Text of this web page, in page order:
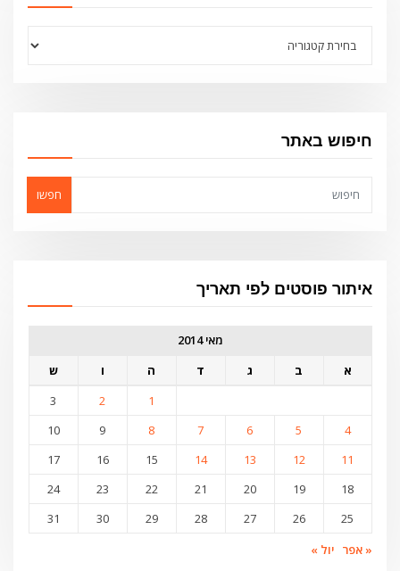
חיפוש באתר
חפשו
איתור פוסטים לפי תאריך
מאי 2014
א
ב ג ד ה ו
ש
1
2
3
4
5
6
7
8
9
10
11
12
13
14
15
16
17
18
19
20
21
22
23
24
25
26
27
28
29
30
31
« אפר יול »